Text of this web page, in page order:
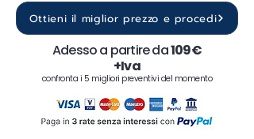
Ottieni il miglior prezzo e procedi
Adesso a partire da109€
+Iva
confronta i 5 migliori preventivi del momento